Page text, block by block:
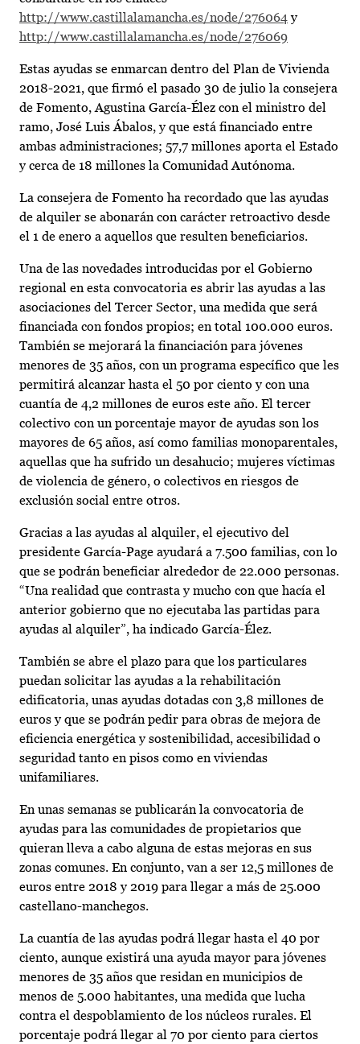
http://www.castillalamancha.es/node/276064y
http://www.castillalamancha.es/node/276069
Estas ayudas se enmarcan dentro del Plan de Vivienda
2018-2021, que firmó el pasado 30 de julio la consejera
de Fomento, Agustina García-Élez con el ministro del
ramo, José Luis Ábalos, y que está financiado entre
ambas administraciones; 57,7 millones aporta el Estado
y cerca de 18 millones la Comunidad Autónoma.
La consejera de Fomento ha recordado que las ayudas
de alquiler se abonarán con carácter retroactivo desde
el 1 de enero a aquellos que resulten beneficiarios.
Una de las novedades introducidas por el Gobierno
regional en esta convocatoria es abrir las ayudas a las
asociaciones del Tercer Sector, una medida que será
financiada con fondos propios; en total 100.000 euros.
También se mejorará la financiación para jóvenes
menores de 35 años, con un programa específico que les
permitirá alcanzar hasta el 50 por ciento y con una
cuantía de 4,2 millones de euros este año. El tercer
colectivo con un porcentaje mayor de ayudas son los
mayores de 65 años, así como familias monoparentales,
aquellas que ha sufrido un desahucio; mujeres víctimas
de violencia de género, o colectivos en riesgos de
exclusión social entre otros.
Gracias a las ayudas al alquiler, el ejecutivo del
presidente García-Page ayudará a 7.500 familias, con lo
que se podrán beneficiar alrededor de 22.000 personas.
“Una realidad que contrasta y mucho con que hacía el
anterior gobierno que no ejecutaba las partidas para
ayudas al alquiler”, ha indicado García-Élez.
También se abre el plazo para que los particulares
puedan solicitar las ayudas a la rehabilitación
edificatoria, unas ayudas dotadas con 3,8 millones de
euros y que se podrán pedir para obras de mejora de
eficiencia energética y sostenibilidad, accesibilidad o
seguridad tanto en pisos como en viviendas
unifamiliares.
En unas semanas se publicarán la convocatoria de
ayudas para las comunidades de propietarios que
quieran lleva a cabo alguna de estas mejoras en sus
zonas comunes. En conjunto, van a ser 12,5 millones de
euros entre 2018 y 2019 para llegar a más de 25.000
castellano-manchegos.
La cuantía de las ayudas podrá llegar hasta el 40 por
ciento, aunque existirá una ayuda mayor para jóvenes
menores de 35 años que residan en municipios de
menos de 5.000 habitantes, una medida que lucha
contra el despoblamiento de los núcleos rurales. El
porcentaje podrá llegar al 70 por ciento para ciertos